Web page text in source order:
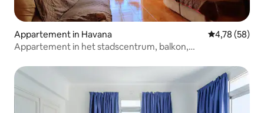
Appartement in Havana Gemiddelde
4,78 (58)
Appartement in het stadscentrum, balkon,